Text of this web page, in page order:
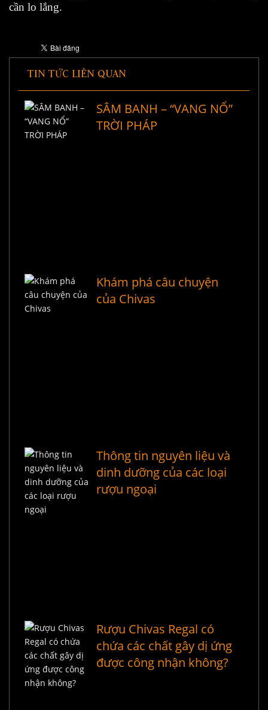
cần lo lắng.
TIN TỨC LIÊN QUAN
SÂM BANH – “VANG NỔ”
TRỜI PHÁP
Khám phá câu chuyện
của Chivas
Thông tin nguyên liệu và
dinh dưỡng của các loại
rượu ngoại
Rượu Chivas Regal có
chứa các chất gây dị ứng
được công nhận không?